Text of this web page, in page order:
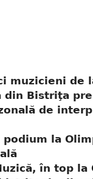
muzicieni de
din Bistriţa
de
la
în top la